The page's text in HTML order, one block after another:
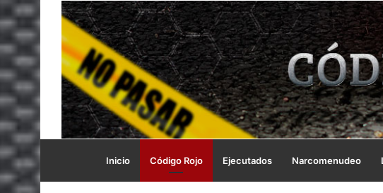
Inicio Código Rojo Ejecutados Narcomenudeo